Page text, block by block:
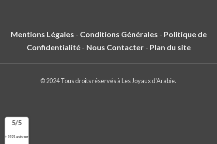
Mentions Légales - Conditions Générales - Politique de
Confidentialité- Nous Contacter- Plan du site
© 2024 Tous droits réservés à Les Joyaux d'Arabie.
5/5
+ 1921 avis sur